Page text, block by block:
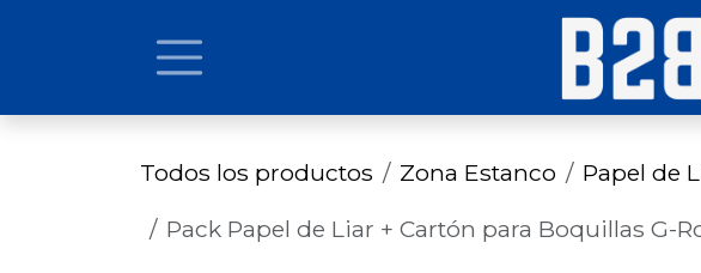
Todos los productos Zona Estanco
Papel de
Pack Papel de Liar + Cartón para Boquillas G-